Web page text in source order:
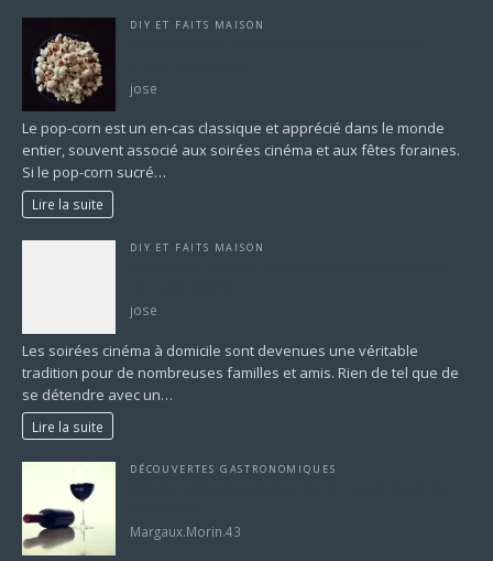
DIY ET FAITS MAISON
jose
Le pop-corn est un en-cas classique et apprécié dans le monde
entier, souvent associé aux soirées cinéma et aux fêtes foraines.
Si le pop-corn sucré…
Lire la suite
DIY ET FAITS MAISON
jose
Les soirées cinéma à domicile sont devenues une véritable
tradition pour de nombreuses familles et amis. Rien de tel que de
se détendre avec un…
Lire la suite
DÉCOUVERTES GASTRONOMIQUES
Margaux.Morin.43